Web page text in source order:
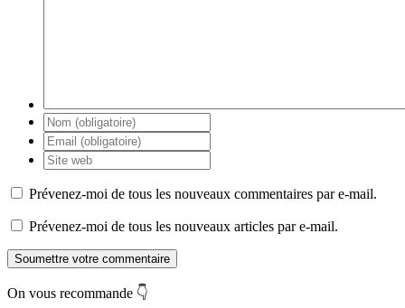
Prévenez-moi de tous les nouveaux commentaires par e-mail.
Prévenez-moi de tous les nouveaux articles par e-mail.
Soumettre votre commentaire
On vous recommande 👇